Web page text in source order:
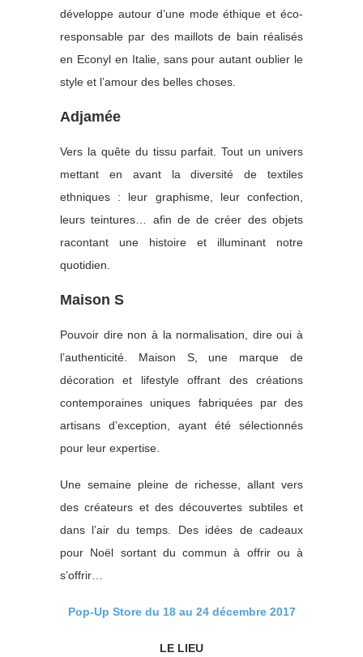
développe autour d’une mode éthique et éco-
responsable par des maillots de bain réalisés
en Econyl en Italie, sans pour autant oublier le
style et l’amour des belles choses.
Adjamée
Vers la quête du tissu parfait. Tout un univers
mettant en avant la diversité de textiles
ethniques : leur graphisme, leur confection,
leurs teintures… afin de de créer des objets
racontant une histoire et illuminant notre
quotidien.
Maison S
Pouvoir dire non à la normalisation, dire oui à
l’authenticité. Maison S, une marque de
décoration et lifestyle offrant des créations
contemporaines uniques fabriquées par des
artisans d’exception, ayant été sélectionnés
pour leur expertise.
Une semaine pleine de richesse, allant vers
des créateurs et des découvertes subtiles et
dans l’air du temps. Des idées de cadeaux
pour Noël sortant du commun à offrir ou à
s’offrir…
Pop-Up Store du 18 au 24 décembre 2017
LE LIEU